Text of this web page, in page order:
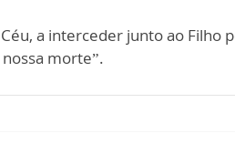
a interceder junto ao Filho
morte”.